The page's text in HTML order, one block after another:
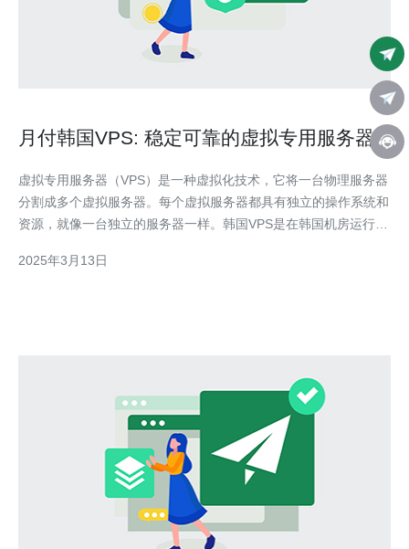
月付韩国VPS: 稳定可靠的虚拟专用服务器
虚拟专用服务器（VPS）是一种虚拟化技术，它将一台物理服务器
分割成多个虚拟服务器。每个虚拟服务器都具有独立的操作系统和
资源，就像一台独立的服务器一样。韩国VPS是在韩国机房运行的
算资源。 月付韩国VPS有以下几个优势： 1. 稳定可靠 韩国VPS采
2025年3月13日